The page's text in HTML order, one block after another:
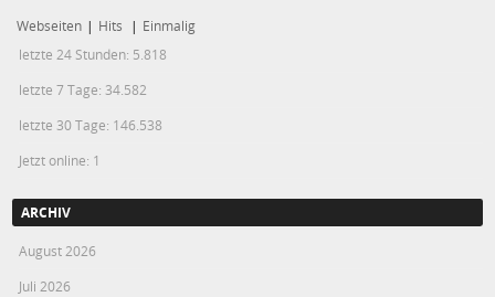
Webseiten | Hits | Einmalig
letzte 24 Stunden: 5.818
letzte 7 Tage: 34.582
letzte 30 Tage: 146.538
Jetzt online: 1
ARCHIV
August 2026
Juli 2026